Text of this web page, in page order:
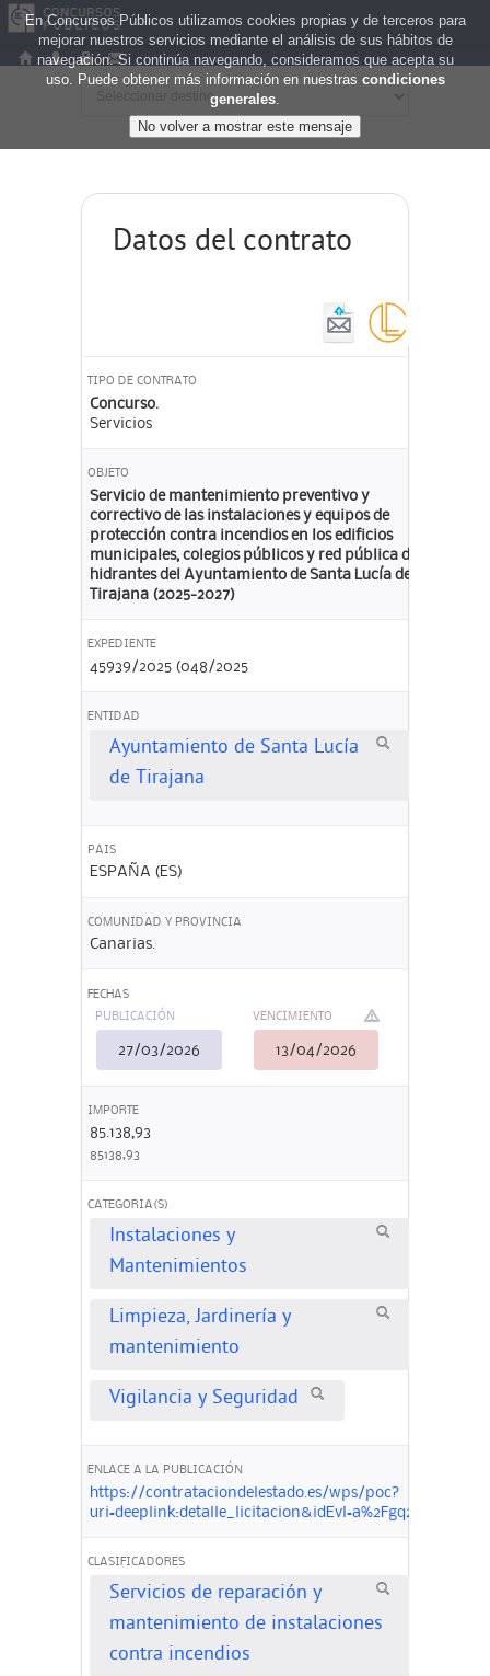
Datos del contrato
TIPO DE CONTRATO
Concurso.
Servicios
OBJETO
Servicio de mantenimiento preventivo y
correctivo de las instalaciones y equipos de
protección contra incendios en los edificios
municipales, colegios públicos y red pública de
hidrantes del Ayuntamiento de Santa Lucía de
Tirajana (2025-2027)
EXPEDIENTE
45939/2025 (048/2025
ENTIDAD
Ayuntamiento de Santa Lucía
de Tirajana
PAIS
ESPAÑA (ES)
COMUNIDAD Y PROVINCIA
Canarias.
FECHAS
PUBLICACIÓN
27/03/2026
VENCIMIENTO
13/04/2026
IMPORTE
85.138,93
85138,93
CATEGORIA(S)
Instalaciones y
Mantenimientos
Limpieza, Jardinería y
mantenimiento
Vigilancia y Seguridad
ENLACE A LA PUBLICACIÓN
https://contrataciondelestado.es/wps/poc?
CLASIFICADORES
Servicios de reparación y
mantenimiento de instalaciones
contra incendios
En Concursos Públicos utilizamos cookies propias y de terceros para
mejorar nuestros servicios mediante el análisis de sus hábitos de
navegación. Si continúa navegando, consideramos que acepta su
uso. Puede obtener más información en nuestras condiciones
generales.